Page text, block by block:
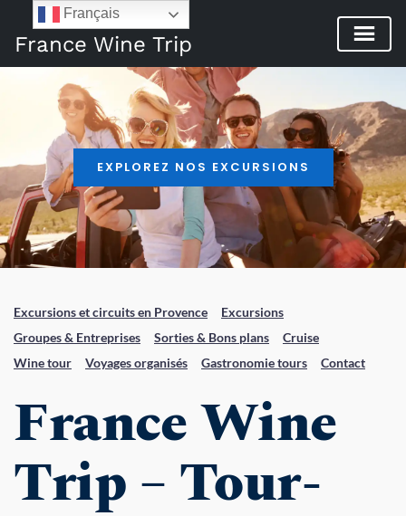
France Wine Trip
EXPLOREZ NOS EXCURSIONS
Excursions et circuits en Provence
Excursions
Groupes & Entreprises
Sorties & Bons plans
Cruise
Wine tour
Voyages organisés Gastronomie tours Contact
France Wine
Trip – Tour-
Français